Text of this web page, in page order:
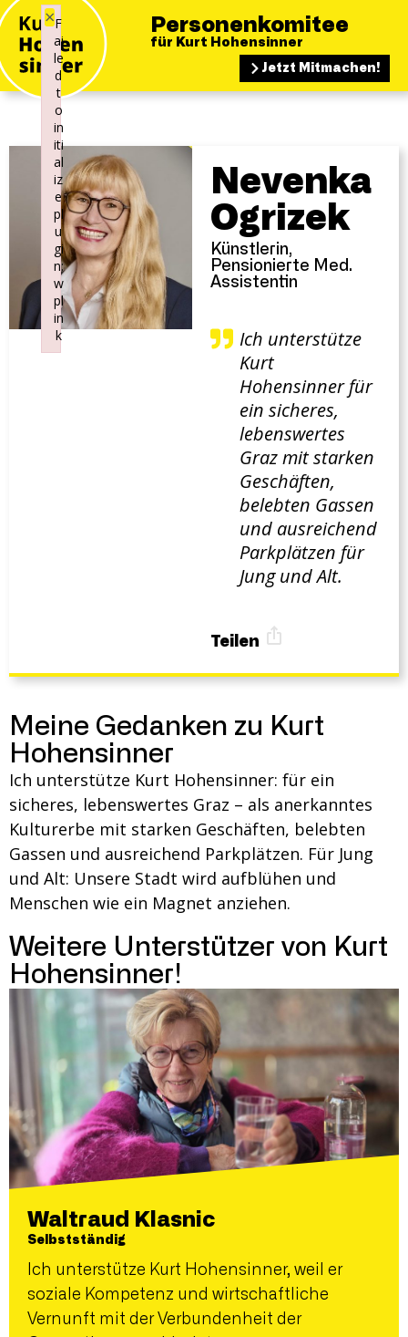
Personenkomitee
für Kurt Hohensinner
Jetzt Mitmachen!
Nevenka
Ogrizek
Künstlerin,
Pensionierte Med.
Assistentin
Ich unterstütze
Kurt
Hohensinner für
ein sicheres,
lebenswertes
Graz mit starken
Geschäften,
belebten Gassen
und ausreichend
Parkplätzen für
Jung und Alt.
Teilen
Meine Gedanken zu Kurt
Hohensinner
Ich unterstütze Kurt Hohensinner: für ein
sicheres, lebenswertes Graz – als anerkanntes
Kulturerbe mit starken Geschäften, belebten
Gassen und ausreichend Parkplätzen. Für Jung
und Alt: Unsere Stadt wird aufblühen und
Menschen wie ein Magnet anziehen.
Weitere Unterstützer von Kurt
Hohensinner!
Waltraud Klasnic
Selbstständig
Ich unterstütze Kurt Hohensinner, weil er
soziale Kompetenz und wirtschaftliche
Vernunft mit der Verbundenheit der
F
ai
le
d
t
o
in
iti
al
iz
e
pl
u
gi
n:
w
pl
in
k
×
Failed to initialize plugin: wplink